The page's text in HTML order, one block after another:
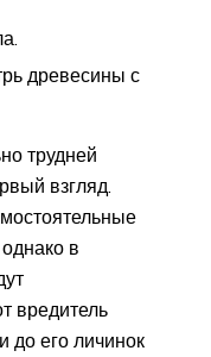
древесины с
трудней
взгляд.
в
вредитель
до его личинок